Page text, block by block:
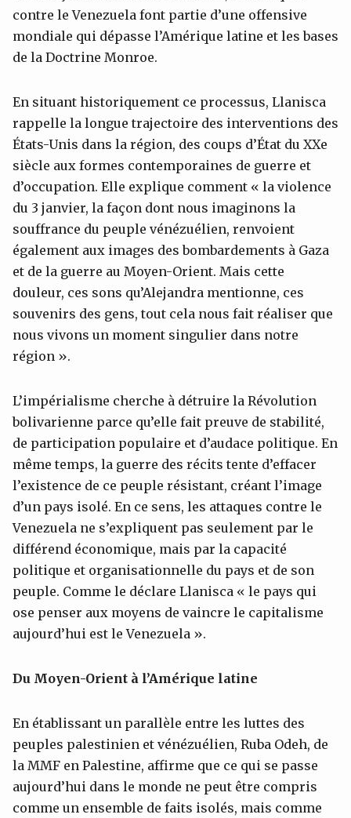
contre le Venezuela font partie d’une offensive
mondiale qui dépasse l’Amérique latine et les bases
de la Doctrine Monroe.
En situant historiquement ce processus, Llanisca
rappelle la longue trajectoire des interventions des
États-Unis dans la région, des coups d’État du XXe
siècle aux formes contemporaines de guerre et
d’occupation. Elle explique comment « la violence
du 3 janvier, la façon dont nous imaginons la
souffrance du peuple vénézuélien, renvoient
également aux images des bombardements à Gaza
et de la guerre au Moyen-Orient. Mais cette
douleur, ces sons qu’Alejandra mentionne, ces
souvenirs des gens, tout cela nous fait réaliser que
nous vivons un moment singulier dans notre
région ».
L’impérialisme cherche à détruire la Révolution
bolivarienne parce qu’elle fait preuve de stabilité,
de participation populaire et d’audace politique. En
même temps, la guerre des récits tente d’effacer
l’existence de ce peuple résistant, créant l’image
d’un pays isolé. En ce sens, les attaques contre le
Venezuela ne s’expliquent pas seulement par le
différend économique, mais par la capacité
politique et organisationnelle du pays et de son
peuple. Comme le déclare Llanisca « le pays qui
ose penser aux moyens de vaincre le capitalisme
aujourd’hui est le Venezuela ».
Du Moyen-Orient à l’Amérique latine
En établissant un parallèle entre les luttes des
peuples palestinien et vénézuélien, Ruba Odeh, de
la MMF en Palestine, affirme que ce qui se passe
aujourd’hui dans le monde ne peut être compris
comme un ensemble de faits isolés, mais comme